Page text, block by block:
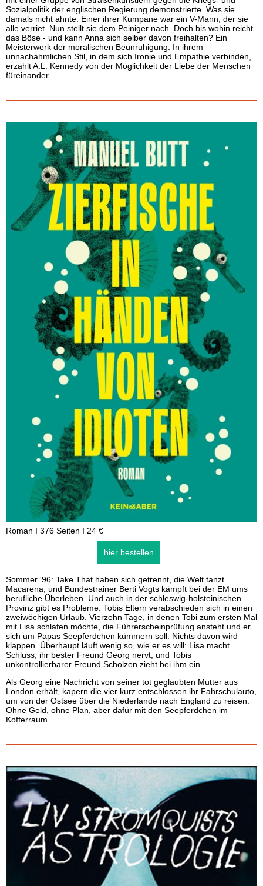
Sozialpolitik der englischen Regierung demonstrierte. Was sie
damals nicht ahnte: Einer ihrer Kumpane war ein V-Mann, der sie
alle verriet. Nun stellt sie dem Peiniger nach. Doch bis wohin reicht
das Böse - und kann Anna sich selber davon freihalten? Ein
Meisterwerk der moralischen Beunruhigung. In ihrem
unnachahmlichen Stil, in dem sich Ironie und Empathie verbinden,
erzählt A.L. Kennedy von der Möglichkeit der Liebe der Menschen
füreinander.
Roman I 376 Seiten I 24 €
hier bestellen
Sommer '96: Take That haben sich getrennt, die Welt tanzt
Macarena, und Bundestrainer Berti Vogts kämpft bei der EM ums
berufliche Überleben. Und auch in der schleswig-holsteinischen
Provinz gibt es Probleme: Tobis Eltern verabschieden sich in einen
zweiwöchigen Urlaub. Vierzehn Tage, in denen Tobi zum ersten Mal
mit Lisa schlafen möchte, die Führerscheinprüfung ansteht und er
sich um Papas Seepferdchen kümmern soll. Nichts davon wird
klappen. Überhaupt läuft wenig so, wie er es will: Lisa macht
Schluss, ihr bester Freund Georg nervt, und Tobis
unkontrollierbarer Freund Scholzen zieht bei ihm ein.
Als Georg eine Nachricht von seiner tot geglaubten Mutter aus
London erhält, kapern die vier kurz entschlossen ihr Fahrschulauto,
um von der Ostsee über die Niederlande nach England zu reisen.
Ohne Geld, ohne Plan, aber dafür mit den Seepferdchen im
Kofferraum.